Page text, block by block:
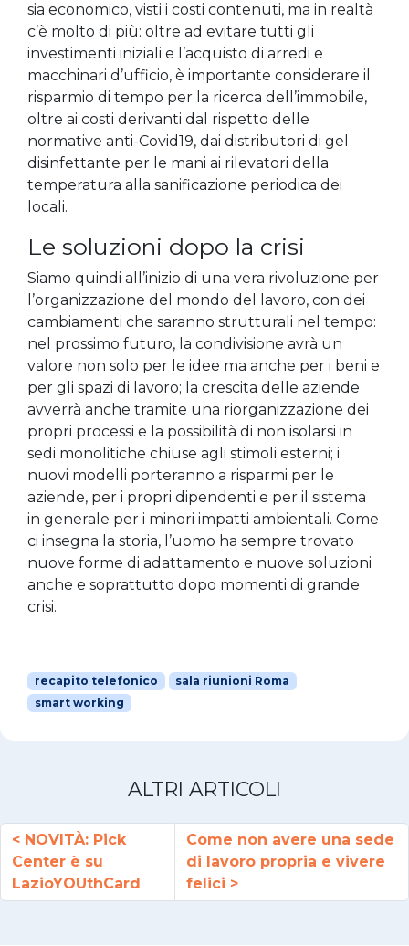
sia economico, visti i costi contenuti, ma in realtà
c’è molto di più: oltre ad evitare tutti gli
investimenti iniziali e l’acquisto di arredi e
macchinari d’ufficio, è importante considerare il
risparmio di tempo per la ricerca dell’immobile,
oltre ai costi derivanti dal rispetto delle
normative anti-Covid19, dai distributori di gel
disinfettante per le mani ai rilevatori della
temperatura alla sanificazione periodica dei
locali.
Le soluzioni dopo la crisi
Siamo quindi all’inizio di una vera rivoluzione per
l’organizzazione del mondo del lavoro, con dei
cambiamenti che saranno strutturali nel tempo:
nel prossimo futuro, la condivisione avrà un
valore non solo per le idee ma anche per i beni e
per gli spazi di lavoro; la crescita delle aziende
avverrà anche tramite una riorganizzazione dei
propri processi e la possibilità di non isolarsi in
sedi monolitiche chiuse agli stimoli esterni; i
nuovi modelli porteranno a risparmi per le
aziende, per i propri dipendenti e per il sistema
in generale per i minori impatti ambientali. Come
ci insegna la storia, l’uomo ha sempre trovato
nuove forme di adattamento e nuove soluzioni
anche e soprattutto dopo momenti di grande
crisi.
recapito telefonico
sala riunioni Roma
smart working
ALTRI ARTICOLI
NOVITÀ: Pick
Center è su
LazioYOUthCard
Come non avere una sede
di lavoro propria e vivere
felici